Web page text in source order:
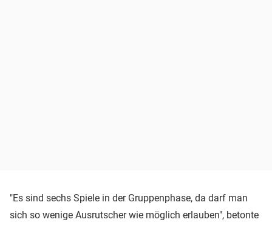
"Es sind sechs Spiele in der Gruppenphase, da darf man
sich so wenige Ausrutscher wie möglich erlauben", betonte